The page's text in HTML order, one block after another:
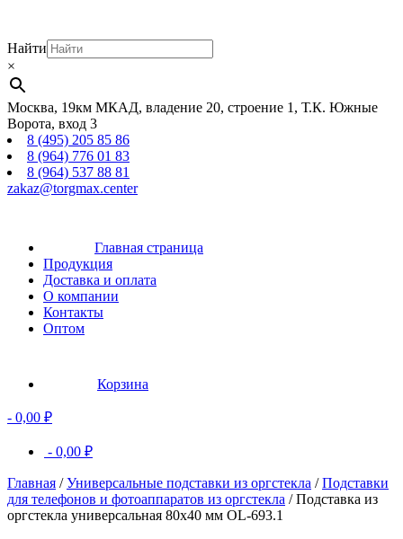
Найти
×
Москва, 19км МКАД, владение 20, строение 1, Т.К. Южные
Ворота, вход 3
8 (495) 205 85 86
8 (964) 776 01 83
8 (964) 537 88 81
zakaz@torgmax.center
Главная страница
Продукция
Доставка и оплата
О компании
Контакты
Оптом
Корзина
- 0,00 ₽
- 0,00 ₽
Главная /Универсальные подставки из оргстекла /Подставки
для телефонов и фотоаппаратов из оргстекла / Подставка из
оргстекла универсальная 80х40 мм OL-693.1